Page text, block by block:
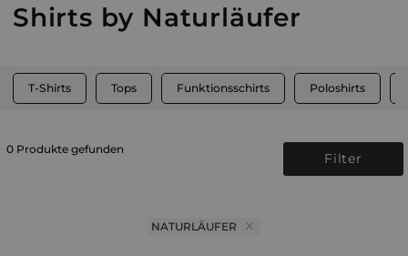
Shirts by Naturläufer
T-Shirts Tops Funktionsschirts Poloshirts
0 Produkte gefunden
Filter
NATURLÄUFER